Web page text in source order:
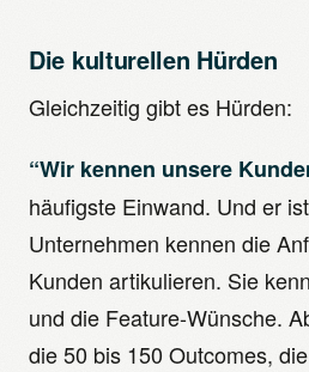
Die kulturellen Hürden
Gleichzeitig gibt es Hürden:
“Wir kennen unsere
häufigste Einwand. Und er
Unternehmen kennen die
Kunden artikulieren. Sie
und die Feature-Wünsche.
die 50 bis 150 Outcomes,